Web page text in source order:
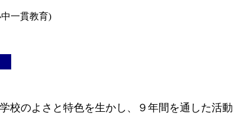
一貫教育)
校のよさと特色を生かし、９年間を通した活動